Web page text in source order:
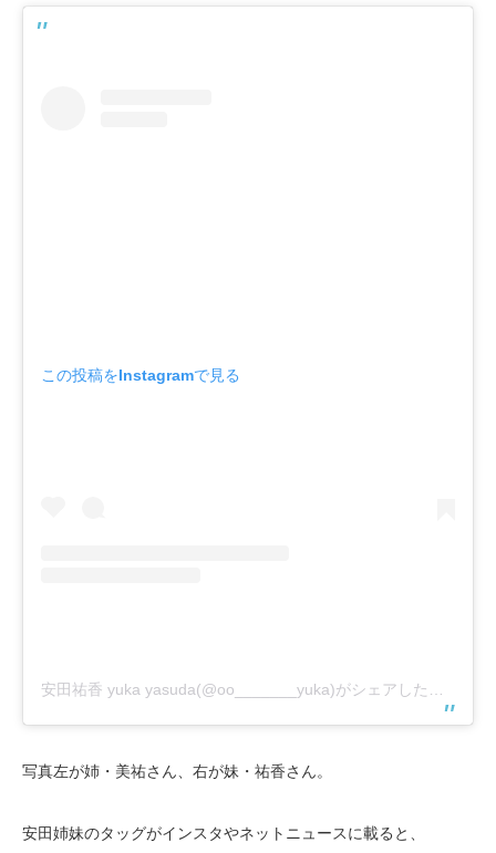
この投稿をInstagramで見る
安田祐香 yuka yasuda(@oo_______yuka)がシェアした投稿
写真左が姉・美祐さん、右が妹・祐香さん。
安田姉妹のタッグがインスタやネットニュースに載ると、